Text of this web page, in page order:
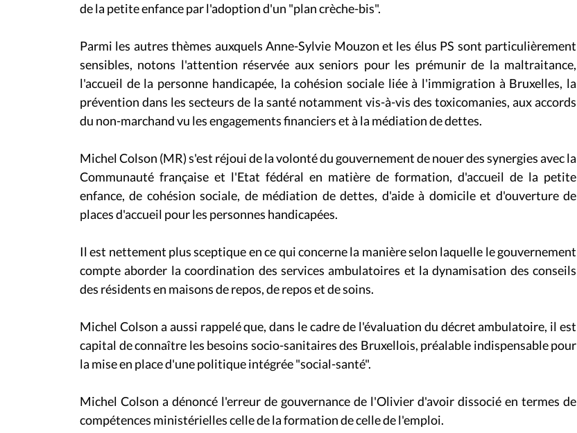
de la petite enfance par l'adoption d'un "plan crèche-bis".
Parmi les autres thèmes auxquels Anne-Sylvie Mouzon et les élus PS sont particulièrement
sensibles, notons l'attention réservée aux seniors pour les prémunir de la maltraitance,
l'accueil de la personne handicapée, la cohésion sociale liée à l'immigration à Bruxelles, la
prévention dans les secteurs de la santé notamment vis-à-vis des toxicomanies, aux accords
du non-marchand vu les engagements financiers et à la médiation de dettes.
Michel Colson (MR) s'est réjoui de la volonté du gouvernement de nouer des synergies avec la
Communauté française et l'Etat fédéral en matière de formation, d'accueil de la petite
enfance, de cohésion sociale, de médiation de dettes, d'aide à domicile et d'ouverture de
places d'accueil pour les personnes handicapées.
Il est nettement plus sceptique en ce qui concerne la manière selon laquelle le gouvernement
compte aborder la coordination des services ambulatoires et la dynamisation des conseils
des résidents en maisons de repos, de repos et de soins.
Michel Colson a aussi rappelé que, dans le cadre de l'évaluation du décret ambulatoire, il est
capital de connaître les besoins socio-sanitaires des Bruxellois, préalable indispensable pour
la mise en place d'une politique intégrée "social-santé".
Michel Colson a dénoncé l'erreur de gouvernance de l'Olivier d'avoir dissocié en termes de
compétences ministérielles celle de la formation de celle de l'emploi.